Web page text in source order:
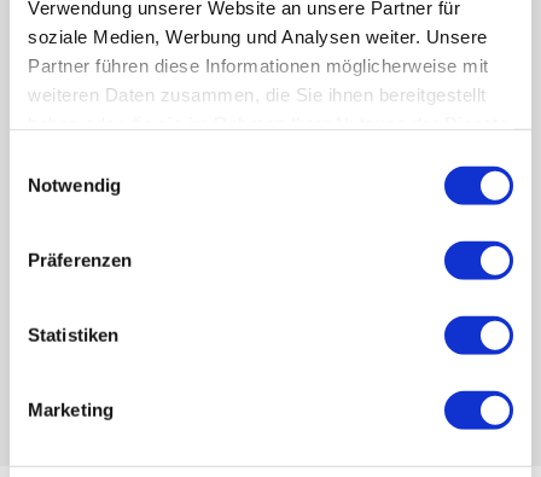
Verwendung unserer Website an unsere Partner für
soziale Medien, Werbung und Analysen weiter. Unsere
Partner führen diese Informationen möglicherweise mit
weiteren Daten zusammen, die Sie ihnen bereitgestellt
Notwendig
Präferenzen
Statistiken
Marketing
Nach welchem Produkt suchen Sie?
Schreiben Sie uns eine Mitteilung